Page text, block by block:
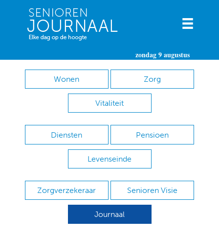
zondag 9 augustus
Wonen Zorg
Vitaliteit
Diensten Pensioen
Levenseinde
Zorgverzekeraar Senioren Visie
Journaal